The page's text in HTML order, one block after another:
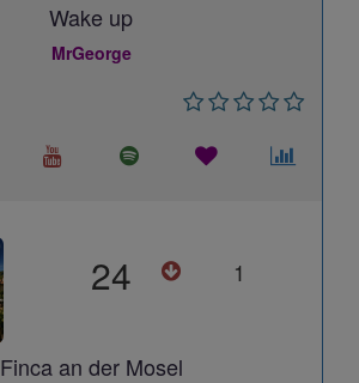
Wake up
MrGeorge
24 1
Finca an der Mosel